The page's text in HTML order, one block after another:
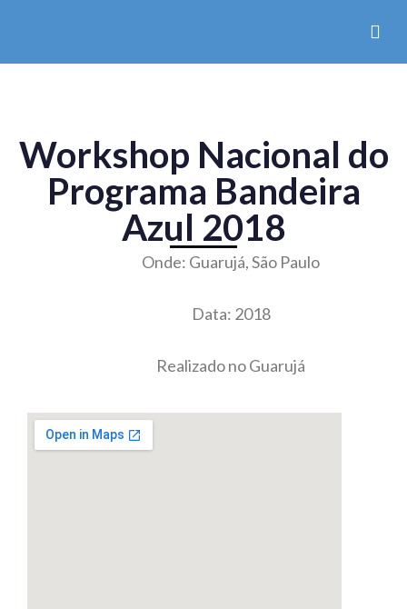
Workshop Nacional do
Programa Bandeira
Azul 2018
Onde: Guarujá, São Paulo
Data: 2018
Realizado no Guarujá